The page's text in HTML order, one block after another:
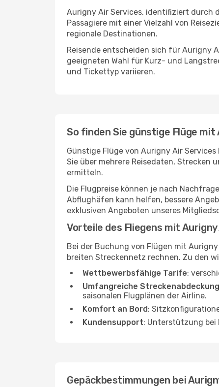
Aurigny Air Services, identifiziert durch
Passagiere mit einer Vielzahl von
regionale Destinationen.
Reisende entscheiden sich für Aurigny
geeigneten Wahl für Kurz- und
und Tickettyp variieren.
So finden Sie günstige Flüge mit
Günstige Flüge von Aurigny Air
Sie über mehrere Reisedaten,
ermitteln.
Die Flugpreise können je nach
Abflughäfen kann helfen, bessere
exklusiven Angeboten unseres
Vorteile des Fliegens mit
Bei der Buchung von Flügen mit
breiten Streckennetz rechnen. Zu den
Wettbewerbsfähige Tarife:
Umfangreiche Streckenabdeckung
saisonalen Flugplänen der Airline.
Komfort an Bord:
Kundensupport: Unterstützung bei
Gepäckbestimmungen bei